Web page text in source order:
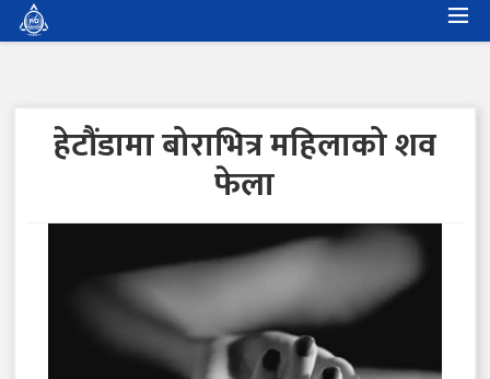
हेटौंडामा बोराभित्र महिलाको शव
फेला